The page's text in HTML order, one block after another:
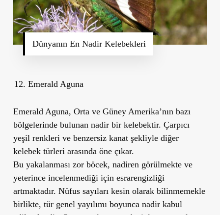
Dünyanın En Nadir Kelebekleri
Emerald Aguna
Emerald Aguna, Orta ve Güney Amerika’nın bazı
bölgelerinde bulunan nadir bir kelebektir. Çarpıcı
yeşil renkleri ve benzersiz kanat şekliyle diğer
kelebek türleri arasında öne çıkar.
Bu yakalanması zor böcek, nadiren görülmekte ve
yeterince incelenmediği için esrarengizliği
artmaktadır. Nüfus sayıları kesin olarak bilinmemekle
birlikte, tür genel yayılımı boyunca nadir kabul